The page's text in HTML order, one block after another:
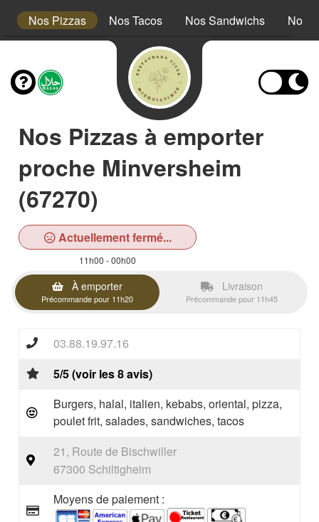
Nos Pizzas Nos Tacos Nos Sandwichs Nos
Nos Pizzas à emporter
proche Minversheim
(67270)
Actuellement fermé...
11h00 - 00h00
À emporter
Précommande pour 11h20
Livraison
Précommande pour 11h45
03.88.19.97.16
5/5 (voir les 8 avis)
Burgers, halal, italien, kebabs, oriental, pizza,
poulet frit, salades, sandwiches, tacos
21, Route de Bischwiller
67300 Schiltigheim
Moyens de paiement :